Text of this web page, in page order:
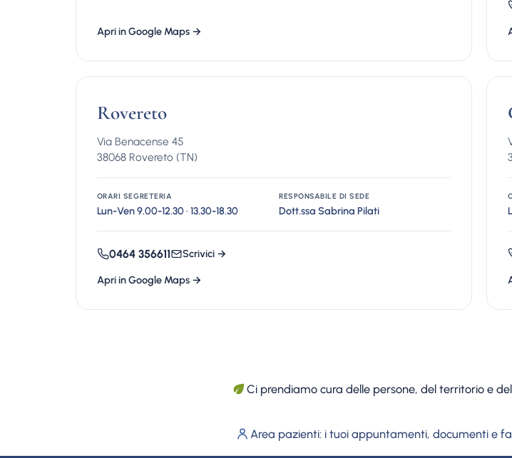
Apri in Google Maps →
Rovereto
Via Benacense 45
38068 Rovereto (TN)
ORARI SEGRETERIA
Lun-Ven 9.00-12.30 · 13.30-18.30
RESPONSABILE DI SEDE
Dott.ssa Sabrina Pilati
0464 356611 Scrivici →
Apri in Google Maps →
Ci prendiamo cura delle persone, del territorio e
Area pazienti: i tuoi appuntamenti, documenti e